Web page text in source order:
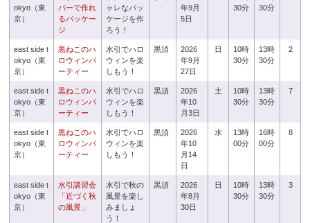
okyo（東
京）
パーで作れ
るパッケー
ジ
ャレなパッ
ケージを作
ろう！
年9月
5日
30分
30分
east side t
okyo（東
京）
黒ねこのハ
ロウィンパ
ーティー
水引でハロ
ウィンを楽
しもう！
黒須
2026
年9月
27日
日
10時
30分
13時
30分
2
east side t
okyo（東
京）
黒ねこのハ
ロウィンパ
ーティー
水引でハロ
ウィンを楽
しもう！
黒須
2026
年10
月3日
土
10時
30分
13時
30分
7
east side t
okyo（東
京）
黒ねこのハ
ロウィンパ
ーティー
水引でハロ
ウィンを楽
しもう！
黒須
2026
年10
月14
日
水
13時
00分
16時
00分
8
east side t
okyo（東
京）
水引講習会
「近づく秋
の風景」
水引で秋の
風景を楽し
みましょ
う！
黒須
2026
年8月
30日
日
10時
30分
13時
30分
3